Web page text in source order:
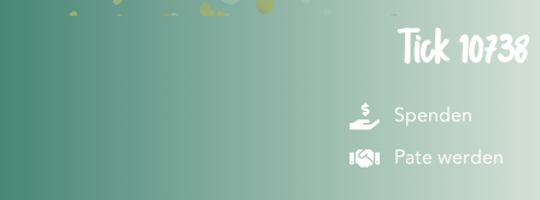
Tick 10738
Spenden
Pate werden